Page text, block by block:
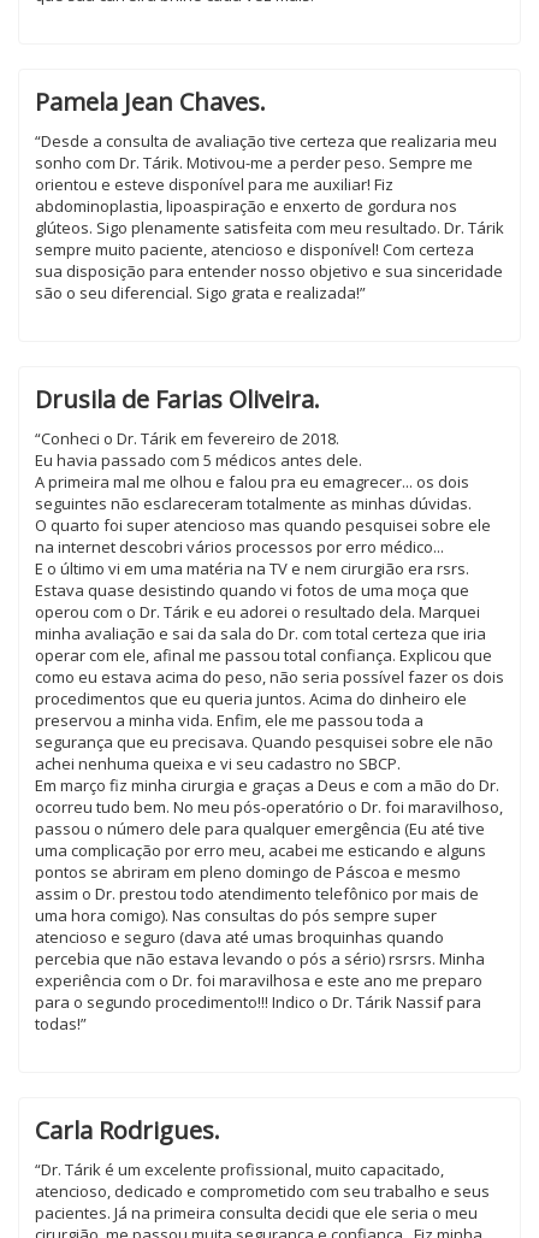
Pamela Jean Chaves.
“Desde a consulta de avaliação tive certeza que realizaria meu
sonho com Dr. Tárik. Motivou-me a perder peso. Sempre me
orientou e esteve disponível para me auxiliar! Fiz
abdominoplastia, lipoaspiração e enxerto de gordura nos
glúteos. Sigo plenamente satisfeita com meu resultado. Dr. Tárik
sempre muito paciente, atencioso e disponível! Com certeza
sua disposição para entender nosso objetivo e sua sinceridade
são o seu diferencial. Sigo grata e realizada!”
Drusila de Farias Oliveira.
“Conheci o Dr. Tárik em fevereiro de 2018.
Eu havia passado com 5 médicos antes dele.
A primeira mal me olhou e falou pra eu emagrecer... os dois
seguintes não esclareceram totalmente as minhas dúvidas.
O quarto foi super atencioso mas quando pesquisei sobre ele
na internet descobri vários processos por erro médico...
E o último vi em uma matéria na TV e nem cirurgião era rsrs.
Estava quase desistindo quando vi fotos de uma moça que
operou com o Dr. Tárik e eu adorei o resultado dela. Marquei
minha avaliação e sai da sala do Dr. com total certeza que iria
operar com ele, afinal me passou total confiança. Explicou que
como eu estava acima do peso, não seria possível fazer os dois
procedimentos que eu queria juntos. Acima do dinheiro ele
preservou a minha vida. Enfim, ele me passou toda a
segurança que eu precisava. Quando pesquisei sobre ele não
achei nenhuma queixa e vi seu cadastro no SBCP.
Em março fiz minha cirurgia e graças a Deus e com a mão do Dr.
ocorreu tudo bem. No meu pós-operatório o Dr. foi maravilhoso,
passou o número dele para qualquer emergência (Eu até tive
uma complicação por erro meu, acabei me esticando e alguns
pontos se abriram em pleno domingo de Páscoa e mesmo
assim o Dr. prestou todo atendimento telefônico por mais de
uma hora comigo). Nas consultas do pós sempre super
atencioso e seguro (dava até umas broquinhas quando
percebia que não estava levando o pós a sério) rsrsrs. Minha
experiência com o Dr. foi maravilhosa e este ano me preparo
para o segundo procedimento!!! Indico o Dr. Tárik Nassif para
todas!”
Carla Rodrigues.
“Dr. Tárik é um excelente profissional, ‬muito capacitado,
atencioso, dedicado‪ e comprometido com seu trabalho e seus
pacientes. Já na primeira consulta decidi que ele seria o meu